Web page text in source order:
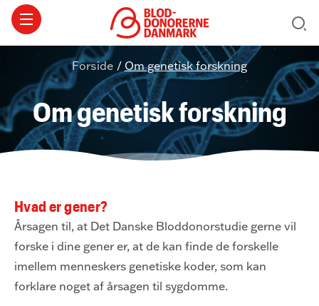
Forside / Om genetisk forskning
Om genetisk forskning
Hvad er gener?
Årsagen til, at Det Danske Bloddonorstudie gerne vil
forske i dine gener er, at de kan finde de forskelle
imellem menneskers genetiske koder, som kan
forklare noget af årsagen til sygdomme.